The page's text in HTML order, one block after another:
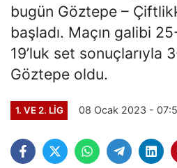
bugün Göztepe –
başladı. Maçın galibi
19’luk set sonuçlarıyla
Göztepe oldu.
1. VE 2. LIG 08 Ocak 2023 -